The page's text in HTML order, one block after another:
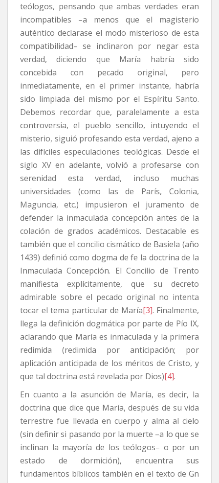
teólogos, pensando que ambas verdades eran
incompatibles –a menos que el magisterio
auténtico declarase el modo misterioso de esta
compatibilidad– se inclinaron por negar esta
verdad, diciendo que María habría sido
concebida con pecado original, pero
inmediatamente, en el primer instante, habría
sido limpiada del mismo por el Espíritu Santo.
Debemos recordar que, paralelamente a esta
controversia, el pueblo sencillo, intuyendo el
misterio, siguió profesando esta verdad, ajeno a
las difíciles especulaciones teológicas. Desde el
siglo XV en adelante, volvió a profesarse con
serenidad esta verdad, incluso muchas
universidades (como las de París, Colonia,
Maguncia, etc.) impusieron el juramento de
defender la inmaculada concepción antes de la
colación de grados académicos. Destacable es
también que el concilio cismático de Basiela (año
1439) definió como dogma de fe la doctrina de la
Inmaculada Concepción. El Concilio de Trento
manifiesta explícitamente, que su decreto
admirable sobre el pecado original no intenta
tocar el tema particular de María[3]. Finalmente,
llega la definición dogmática por parte de Pío IX,
aclarando que María es inmaculada y la primera
redimida (redimida por anticipación; por
aplicación anticipada de los méritos de Cristo, y
que tal doctrina está revelada por Dios)[4].
En cuanto a la asunción de María, es decir, la
doctrina que dice que María, después de su vida
terrestre fue llevada en cuerpo y alma al cielo
(sin definir si pasando por la muerte –a lo que se
inclinan la mayoría de los teólogos– o por un
estado de dormición), encuentra sus
fundamentos bíblicos también en el texto de Gn